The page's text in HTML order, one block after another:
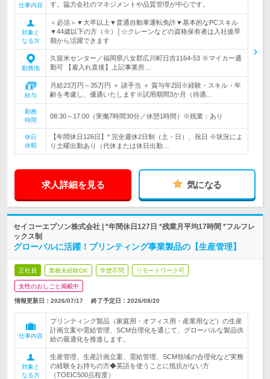
仕事内容
す。協力会社のマネジメントや品質管理が中心です。
対象と
なる方
＜必須＞▼大卒以上▼普通自動車運転免許▼基本的なPCスキル
▼44歳以下の方（※）│☆クレーンなどの資格保有者は入社後早
期から活躍できます
勤務地
久留米センター／福岡県八女郡広川町日吉1164‐53 ※マイカー通
勤可 【雇入れ直後】上記事業所…
給与
月給23万円～35万円 ＋ 諸手当 ＋ 賞与年2回※経験・スキル・年
齢を考慮し、優遇いたします※試用期間3か月（待遇…
勤務
時間
08:30～17:00（実働7時間30分／休憩1時間）※残業：あり
休日
休暇
【年間休日126日】* 完全週休2日制（土・日）、祝日 ※状況によ
り土曜出勤あり（代休または休日出勤…
求人詳細を見る 気になる
セイコーエプソン株式会社 | *年間休日127日 *残業月平均17時間 *フルフレ
ックス制
グローバルに活躍！プリンティング事業製品の【生産管理】
正社員 業種未経験OK 学歴不問 リモートワーク可
女性のおしごと掲載中
情報更新日：2026/07/17 終了予定日： 2026/08/20
仕事内容
プリンティング製品（家庭用・オフィス用・産業用など）の生産
計画立案や需給管理、SCM合理化を通じて、グローバルな製品供
給の最適化を推進します。
対象と
なる方
生産管理、生産計画立案、需給管理、SCM領域の合理化など実務
の経験をお持ちの方◆英語を使うことに抵抗がない方
（TOEIC500点程度）